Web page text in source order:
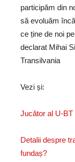
participăm din
să evoluăm
ce ține de noi
declarat Mihai
Transilvania
Vezi și:
Jucător al U-
Detalii despre
fundaș?